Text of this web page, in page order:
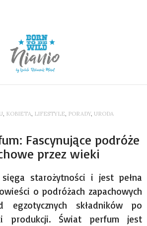
, KOBIETA, LIFESTYLE, PORADY, URODA
Fascynujące podróże
przez wieki
starożytności i jest pełna
o podróżach zapachowych
egzotycznych składników po
produkcji. Świat perfum jest